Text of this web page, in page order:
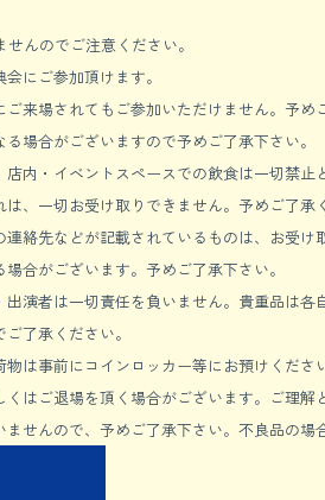
んのでご注意ください。
にご参加頂けます。
来場されてもご参加いただけません。予め
場合がございますので予めご了承下さい。
内・イベントスペースでの飲食は一切禁止
、一切お受け取りできません。予めご了承
絡先などが記載されているものは、お受け
合がございます。予めご了承下さい。
演者は一切責任を負いません。貴重品は各
了承ください。
は事前にコインロッカー等にお預けくださ
はご退場を頂く場合がございます。ご理解
せんので、予めご了承下さい。不良品の場